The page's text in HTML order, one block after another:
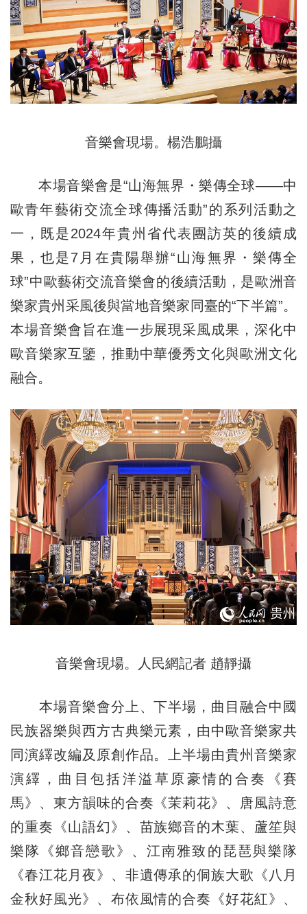
音樂會現場。楊浩鵬攝
本場音樂會是“山海無界・樂傳全球——中
歐青年藝術交流全球傳播活動”的系列活動之
一，既是2024年貴州省代表團訪英的後續成
果，也是7月在貴陽舉辦“山海無界・樂傳全
球”中歐藝術交流音樂會的後續活動，是歐洲音
樂家貴州采風後與當地音樂家同臺的“下半篇”。
本場音樂會旨在進一步展現采風成果，深化中
歐音樂家互鑒，推動中華優秀文化與歐洲文化
融合。
音樂會現場。人民網記者 趙靜攝
本場音樂會分上、下半場，曲目融合中國
民族器樂與西方古典樂元素，由中歐音樂家共
同演繹改編及原創作品。上半場由貴州音樂家
演繹，曲目包括洋溢草原豪情的合奏《賽
馬》、東方韻味的合奏《茉莉花》、唐風詩意
的重奏《山語幻》、苗族鄉音的木葉、蘆笙與
樂隊《鄉音戀歌》、江南雅致的琵琶與樂隊
《春江花月夜》、非遺傳承的侗族大歌《八月
金秋好風光》、布依風情的合奏《好花紅》、